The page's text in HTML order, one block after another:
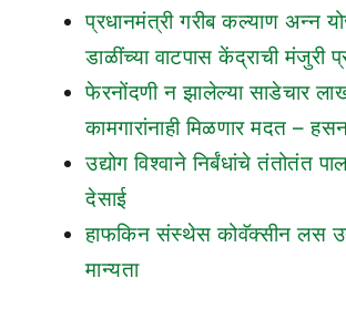
प्रधानमंत्री गरीब कल्याण अन्न
डाळींच्या वाटपास केंद्राची मंजुरी
फेरनोंदणी न झालेल्या साडेचार
कामगारांनाही मिळणार मदत –
उद्योग विश्वाने निर्बंधांचे तंतोतंत
देसाई
हाफकिन संस्थेस कोवॅक्सीन लस
मान्यता